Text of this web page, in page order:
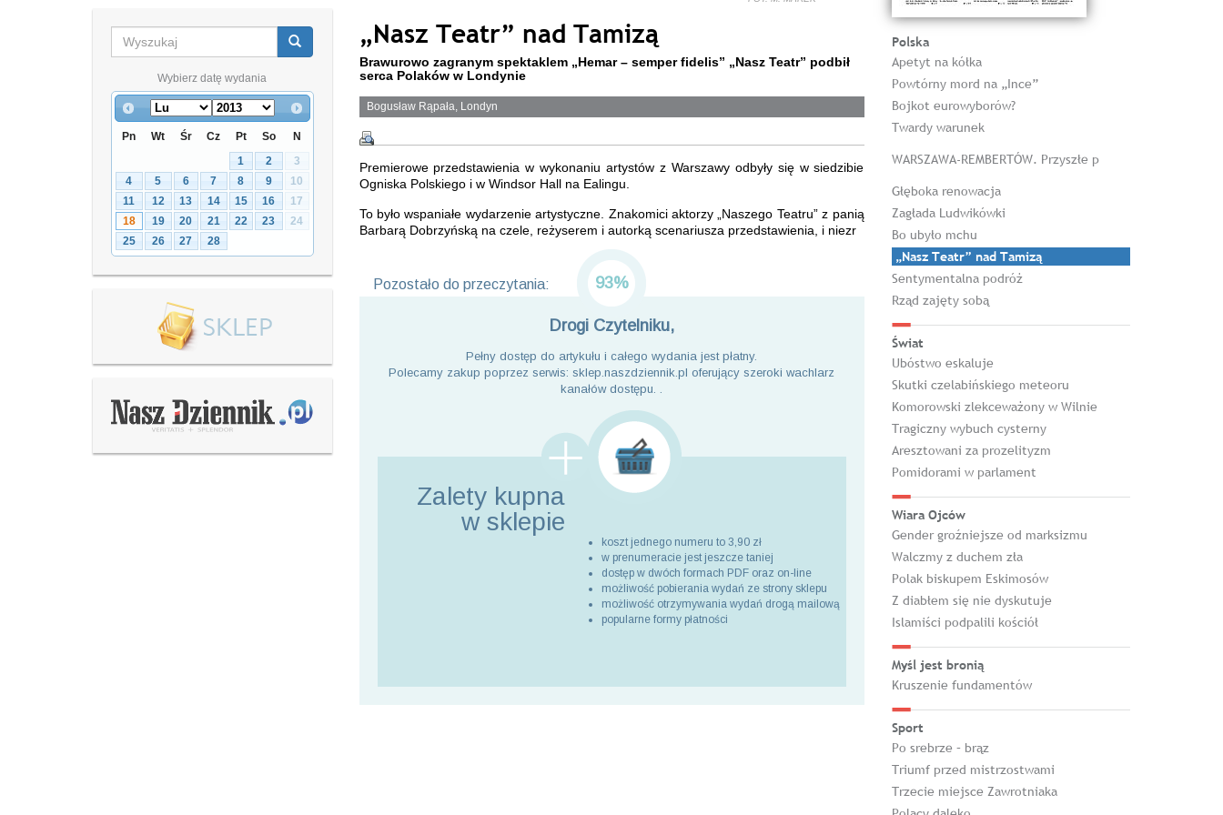
Wybierz datę wydania
Pn Wt Śr Cz Pt So
N
1
2
3
4
5 6 7 8 9
10
11
12 13 14 15 16
17
18
19 20 21 22 23
24
25
26 27 28
„Nasz Teatr” nad Tamizą
Brawurowo zagranym spektaklem „Hemar – semper fidelis” „Nasz Teatr” podbił
serca Polaków w Londynie
Bogusław Rąpała, Londyn
Premierowe przedstawienia w wykonaniu artystów z Warszawy odbyły się w siedzibie
Ogniska Polskiego i w Windsor Hall na Ealingu.
To było wspaniałe wydarzenie artystyczne. Znakomici aktorzy „Naszego Teatru” z panią
Barbarą Dobrzyńską na czele, reżyserem i autorką scenariusza przedstawienia, i niezr
Pozostało do przeczytania: 93%
Drogi Czytelniku,
Pełny dostęp do artykułu i całego wydania jest płatny.
Polecamy zakup poprzez serwis: sklep.naszdziennik.pl oferujący szeroki wachlarz
kanałów dostępu. .
Zalety kupna
w sklepie
koszt jednego numeru to 3,90 zł
w prenumeracie jest jeszcze taniej
dostęp w dwóch formach PDF oraz on-line
możliwość pobierania wydań ze strony sklepu
możliwość otrzymywania wydań drogą mailową
popularne formy płatności
Polska
Apetyt na kółka
Powtórny mord na „Ince”
Bojkot eurowyborów?
Twardy warunek
WARSZAWA-REMBERTÓW. Przyszłe p
Głęboka renowacja
Zagłada Ludwikówki
Bo ubyło mchu
„Nasz Teatr” nad Tamizą
Sentymentalna podróż
Rząd zajęty sobą
Świat
Ubóstwo eskaluje
Skutki czelabińskiego meteoru
Komorowski zlekceważony w Wilnie
Tragiczny wybuch cysterny
Aresztowani za prozelityzm
Pomidorami w parlament
Wiara Ojców
Gender groźniejsze od marksizmu
Walczmy z duchem zła
Polak biskupem Eskimosów
Z diabłem się nie dyskutuje
Islamiści podpalili kościół
Myśl jest bronią
Kruszenie fundamentów
Sport
Po srebrze – brąz
Triumf przed mistrzostwami
Trzecie miejsce Zawrotniaka